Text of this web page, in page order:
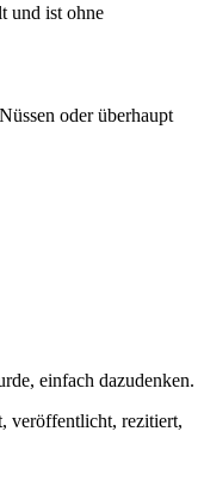
und ist ohne
oder überhaupt
einfach dazudenken.
veröffentlicht, rezitiert,